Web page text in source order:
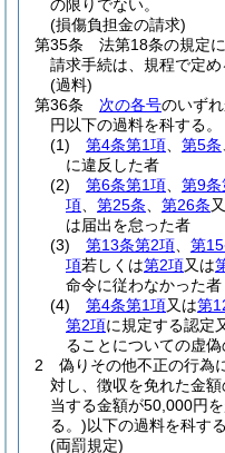
の限りでない。
(損傷負担金の請求)
第35条
法第18条の規定
請求手続は、規程で定め
(過料)
第36条
次の各号のいず
円以下の過料を科する。
(1)
第4条第1項 第5条
に違反した者
(2)
第6条第1項 第9
項
第25条 第26条
は届出を怠った者
(3)
第13条第2項 第
項若しくは第2項又は
命令に従わなかった者
(4)
第4条第1項又は第
第2項に規定する認定
ることについての虚
2
偽りその他不正の行為
対し、徴収を免れた金
当する金額が50,000円
る。)以下の過料を科する
(両罰規定)